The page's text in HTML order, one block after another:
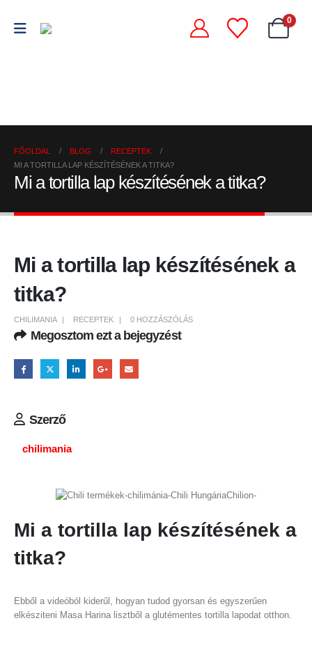
0
FŐOLDAL BLOG
RECEPTEK
MI A TORTILLA LAP KÉSZÍTÉSÉNEK A TITKA?
Mi a tortilla lap készítésének a titka?
Mi a tortilla lap készítésének a
titka?
CHILIMANIA RECEPTEK 0 HOZZÁSZÓLÁS
Megosztom ezt a bejegyzést
Szerző
chilimania
Mi a tortilla lap készítésének a
titka?
Ebből a videóból kiderűl, hogyan tudod gyorsan és egyszerűen
elkésziteni Masa Harina lisztből a glutémentes tortilla lapodat otthon.